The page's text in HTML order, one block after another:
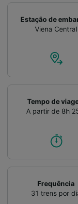
Estação de
Viena Central
Tempo de
A partir de 8h
Frequência
31 trens por